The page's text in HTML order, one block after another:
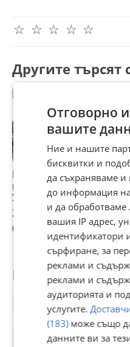
☆
☆
☆
☆
☆
Другите търсят
Продава ПАРЦЕЛ,
гр. Пазарджик,
Устрем
325 566 €
636 751,75 лв
гр.
Устрем
200 000
391
Потребител
Отговорно
вашите
Ние и нашите
бисквитки и
да съхраняваме
до информация
и да
вашия IP адрес,
идентификатори
сърфиране, за
реклами и
реклами и
аудиторията и
услугите.
(183)може също
данните ви за